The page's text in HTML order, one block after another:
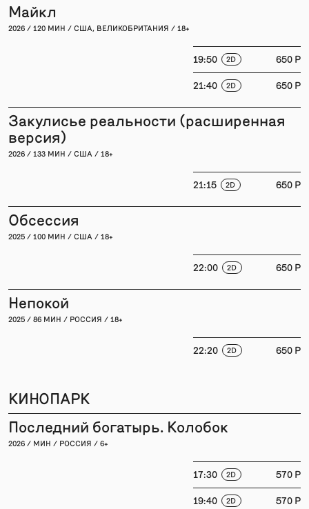
Майкл
2026 / 120 МИН / США, ВЕЛИКОБРИТАНИЯ / 18+
19:50 2D 650 P
21:40 2D 650 P
Закулисье реальности (расширенная
версия)
2026 / 133 МИН / США / 18+
21:15 2D 650 P
Обсессия
2025 / 100 МИН / США / 18+
22:00 2D 650 P
Непокой
2025 / 86 МИН / РОССИЯ / 18+
22:20 2D 650 P
КИНОПАРК
Последний богатырь. Колобок
2026 / МИН / РОССИЯ / 6+
17:30 2D 570 P
19:40 2D 570 P